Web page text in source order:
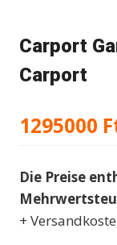
Carport
Carport
1295000
Die Preise
+